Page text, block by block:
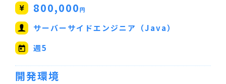
800,000円
サーバーサイドエンジニア（Java）
週5
開発環境